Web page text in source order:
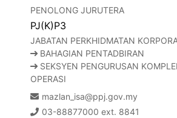
PENOLONG JURUTERA
PJ(K)P3
JABATAN PERKHIDMATAN
BAHAGIAN PENTADBIRAN
SEKSYEN PENGURUSAN
OPERASI
mazlan_isa@ppj.gov.my
03-88877000 ext. 8841